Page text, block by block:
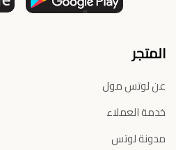
المتجر
عن لوتس مول
خدمة العملاء
مدونة لوتس